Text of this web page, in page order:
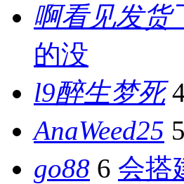
啊看见发货
的没
l9醉生梦死
AnaWeed25 5
go88 6 会搭